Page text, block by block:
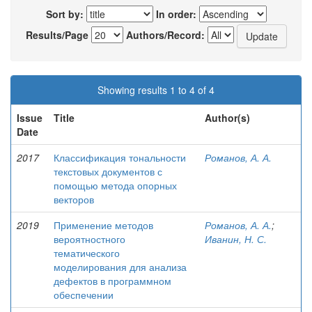
Sort by:
In order:
Results/Page
Authors/Record:
Showing results 1 to 4 of 4
Issue
Date
Title Author(s)
2017
Классификация тональности
текстовых документов с
помощью метода опорных
векторов
Романов, А. А.
2019
Применение методов
вероятностного
тематического
моделирования для анализа
дефектов в программном
обеспечении
Романов, А. А.;
Иванин, Н. С.